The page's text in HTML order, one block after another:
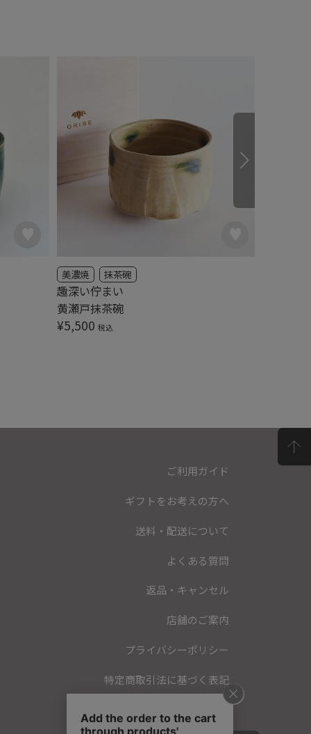
黄瀬戸抹茶碗
美濃焼 抹茶碗
¥5,500 税込
趣深い佇まい
ご利用ガイド
ギフトをお考えの方へ
送料・配送について
よくある質問
返品・キャンセル
店舗のご案内
プライバシーポリシー
特定商取引法に基づく表記